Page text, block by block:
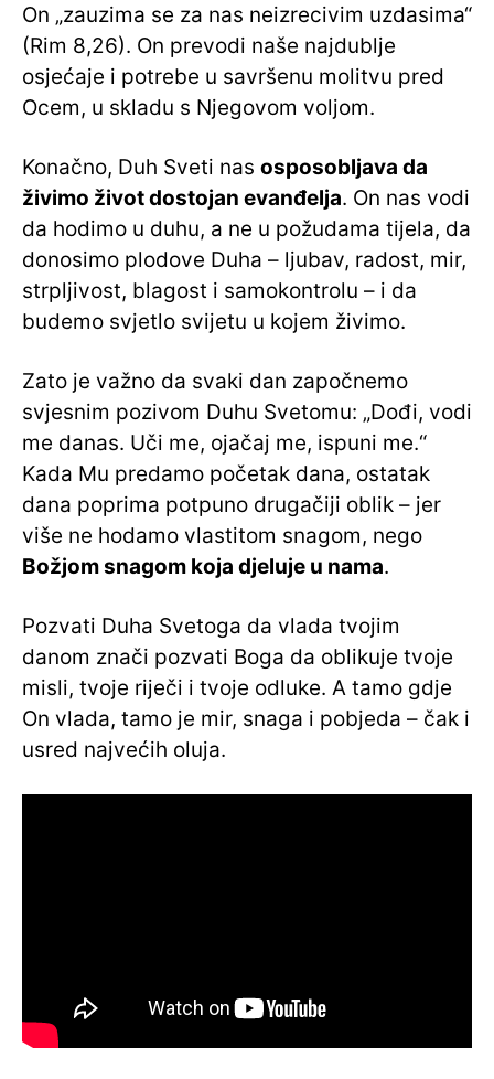
On „zauzima se za nas neizrecivim uzdasima“
(Rim 8,26). On prevodi naše najdublje
osjećaje i potrebe u savršenu molitvu pred
Ocem, u skladu s Njegovom voljom.
Konačno, Duh Sveti nas osposobljava da
živimo život dostojan evanđelja. On nas vodi
da hodimo u duhu, a ne u požudama tijela, da
donosimo plodove Duha – ljubav, radost, mir,
strpljivost, blagost i samokontrolu – i da
budemo svjetlo svijetu u kojem živimo.
Zato je važno da svaki dan započnemo
svjesnim pozivom Duhu Svetomu: „Dođi, vodi
me danas. Uči me, ojačaj me, ispuni me.“
Kada Mu predamo početak dana, ostatak
dana poprima potpuno drugačiji oblik – jer
više ne hodamo vlastitom snagom, nego
Božjom snagom koja djeluje u nama.
Pozvati Duha Svetoga da vlada tvojim
danom znači pozvati Boga da oblikuje tvoje
misli, tvoje riječi i tvoje odluke. A tamo gdje
On vlada, tamo je mir, snaga i pobjeda – čak i
usred najvećih oluja.